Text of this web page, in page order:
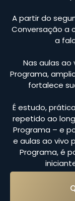
A partir do
Conversação a
a
Nas aulas
Programa,
fortalece
É estudo,
repetido ao
Programa – e
e aulas ao vivo
Programa, é